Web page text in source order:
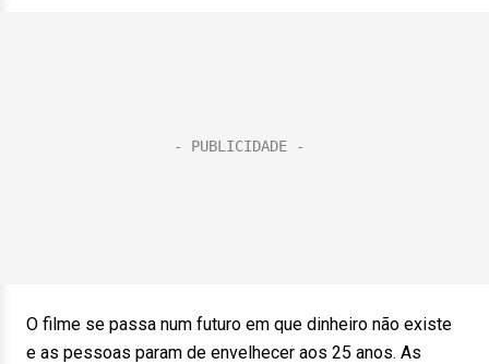
O filme se passa num futuro em que dinheiro não existe
e as pessoas param de envelhecer aos 25 anos. As